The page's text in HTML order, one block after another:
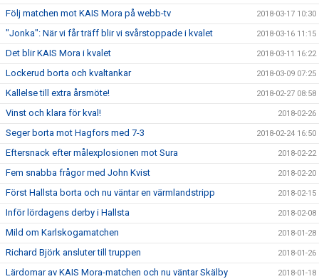
Följ matchen mot KAIS Mora på webb-tv 2018-03-17 10:30
"Jonka": När vi får träff blir vi svårstoppade i kvalet 2018-03-16 11:15
Det blir KAIS Mora i kvalet 2018-03-11 16:22
Lockerud borta och kvaltankar 2018-03-09 07:25
Kallelse till extra årsmöte! 2018-02-27 08:58
Vinst och klara för kval! 2018-02-26
Seger borta mot Hagfors med 7-3 2018-02-24 16:50
Eftersnack efter målexplosionen mot Sura 2018-02-22
Fem snabba frågor med John Kvist 2018-02-20
Först Hallsta borta och nu väntar en värmlandstripp 2018-02-15
Inför lördagens derby i Hallsta 2018-02-08
Mild om Karlskogamatchen 2018-01-28
Richard Björk ansluter till truppen 2018-01-26
Lärdomar av KAIS Mora-matchen och nu väntar Skälby 2018-01-18